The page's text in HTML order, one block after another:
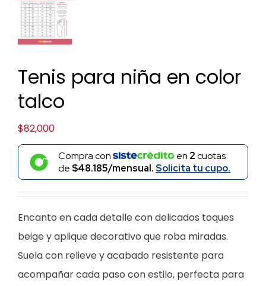
Tenis para niña en color
talco
$82,000
Compra con en 2cuotas
de $48.185/mensual.Solicita tu cupo.
Encanto en cada detalle con delicados toques
beige y aplique decorativo que roba miradas.
Suela con relieve y acabado resistente para
acompañar cada paso con estilo, perfecta para